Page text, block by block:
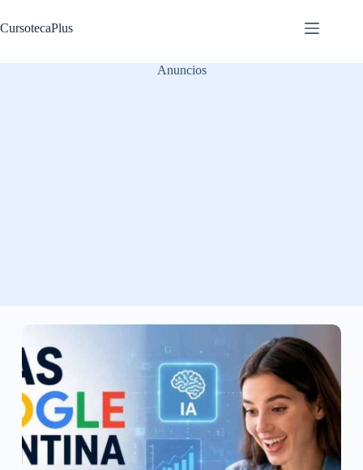
al
contenido
CursotecaPlus
Anuncios